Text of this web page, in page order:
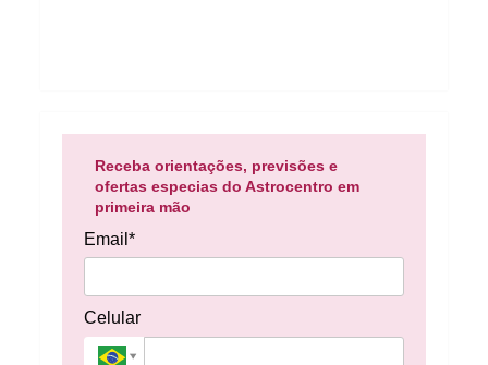
Receba orientações, previsões e
ofertas especias do Astrocentro em
primeira mão
Email*
Celular